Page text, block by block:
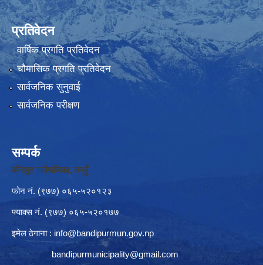
प्रतिवेदन
वार्षिक प्रगति प्रतिवेदन
चौमासिक प्रगति प्रतिवेदन
सार्वजनिक सुनुवाई
सार्वजनिक परीक्षण
सम्पर्क
बन्दिपुर गाउँपालिका, तनहुँ
फोन नं‍. (९७७) ०६५-५२०१२३
फ्याक्स नं. (९७७) ०६५-५२०१७७
इमेल ठेगाना : info@bandipurmun.gov.np
bandipurmunicipality@gmail.com